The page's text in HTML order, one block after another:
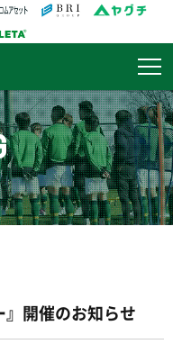
開催のお知らせ